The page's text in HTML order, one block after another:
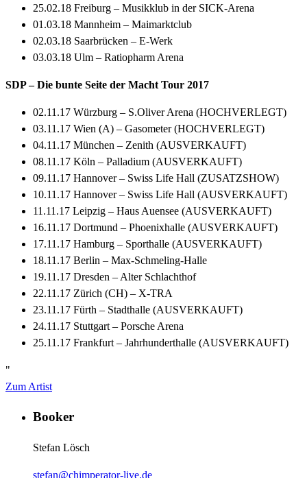
25.02.18 Freiburg – Musikklub in der SICK-Arena
01.03.18 Mannheim – Maimarktclub
02.03.18 Saarbrücken – E-Werk
03.03.18 Ulm – Ratiopharm Arena
SDP – Die bunte Seite der Macht Tour 2017
02.11.17 Würzburg – S.Oliver Arena (HOCHVERLEGT)
03.11.17 Wien (A) – Gasometer (HOCHVERLEGT)
04.11.17 München – Zenith (AUSVERKAUFT)
08.11.17 Köln – Palladium (AUSVERKAUFT)
09.11.17 Hannover – Swiss Life Hall (ZUSATZSHOW)
10.11.17 Hannover – Swiss Life Hall (AUSVERKAUFT)
11.11.17 Leipzig – Haus Auensee (AUSVERKAUFT)
16.11.17 Dortmund – Phoenixhalle (AUSVERKAUFT)
17.11.17 Hamburg – Sporthalle (AUSVERKAUFT)
18.11.17 Berlin – Max-Schmeling-Halle
19.11.17 Dresden – Alter Schlachthof
22.11.17 Zürich (CH) – X-TRA
23.11.17 Fürth – Stadthalle (AUSVERKAUFT)
24.11.17 Stuttgart – Porsche Arena
25.11.17 Frankfurt – Jahrhunderthalle (AUSVERKAUFT)
"
Zum Artist
Booker
Stefan Lösch
stefan@chimperator-live.de